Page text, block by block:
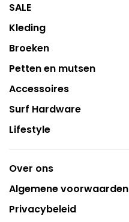
SALE
Kleding
Broeken
Petten en mutsen
Accessoires
Surf Hardware
Lifestyle
Over ons
Algemene voorwaarden
Privacybeleid